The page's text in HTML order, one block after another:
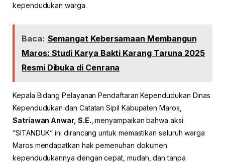
kependudukan warga.
Baca: Semangat Kebersamaan Membangun
Maros: Studi Karya Bakti Karang Taruna 2025
Resmi Dibuka di Cenrana
Kepala Bidang Pelayanan Pendaftaran Kependudukan Dinas
Kependudukan dan Catatan Sipil Kabupaten Maros,
Satriawan Anwar, S.E. , menyampaikan bahwa aksi
“SITANDUK” ini dirancang untuk memastikan seluruh warga
Maros mendapatkan hak pemenuhan dokumen
kependudukannya dengan cepat, mudah, dan tanpa